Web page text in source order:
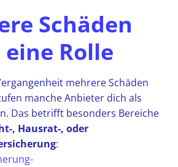
Schäden
Rolle
mehrere Schäden
manche Anbieter dich als
Das betrifft besonders Bereiche
, Hausrat-, oder
: